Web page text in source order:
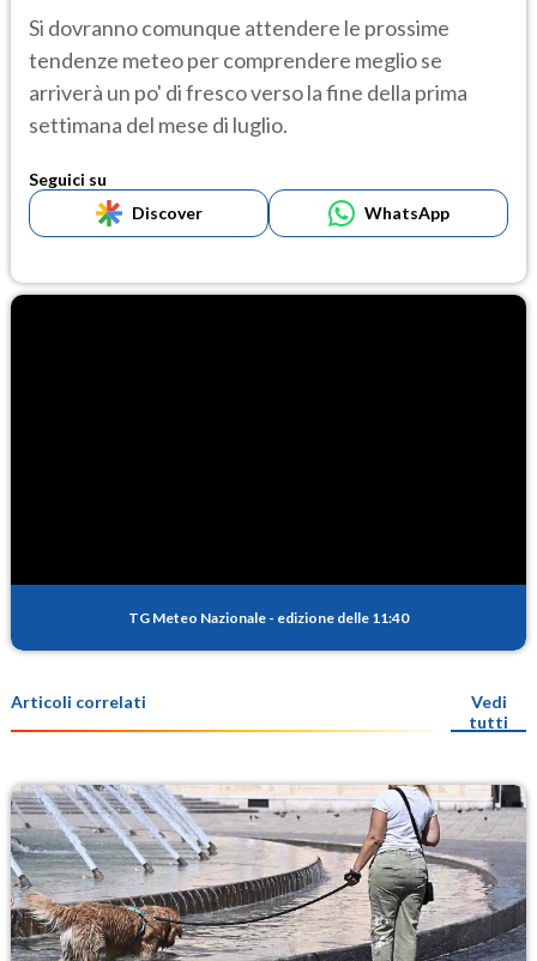
Si dovranno comunque attendere le prossime
tendenze meteo per comprendere meglio se
arriverà un po' di fresco verso la fine della prima
settimana del mese di luglio.
Seguici su
Discover
WhatsApp
TG Meteo Nazionale - edizione delle 11:40
Articoli correlati
Vedi
tutti